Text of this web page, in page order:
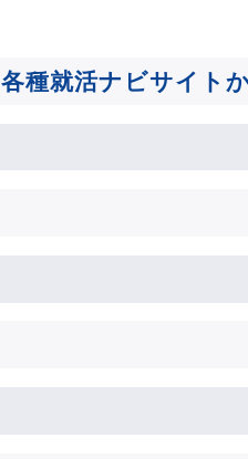
各種就活ナビサイト